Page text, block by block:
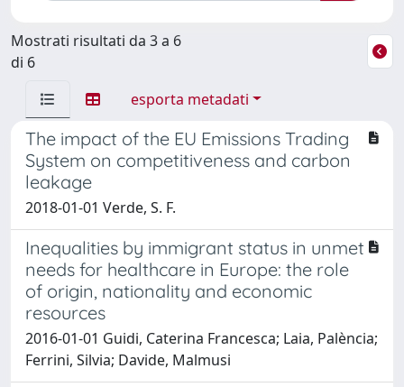
Mostrati risultati da 3 a 6
di 6
esporta metadati
The impact of the EU Emissions Trading
System on competitiveness and carbon
leakage
2018-01-01 Verde, S. F.
Inequalities by immigrant status in unmet
needs for healthcare in Europe: the role
of origin, nationality and economic
resources
2016-01-01 Guidi, Caterina Francesca; Laia, Palència;
Ferrini, Silvia; Davide, Malmusi